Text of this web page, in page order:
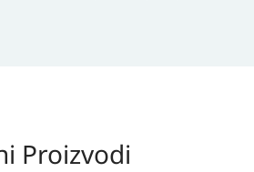
Proizvodi